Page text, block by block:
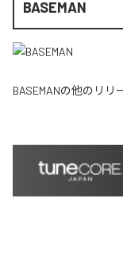
BASEMAN
BASEMANの他のリリ